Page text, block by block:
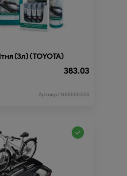
(3л) (TOYOTA)
383.03
Артикул:N00000333